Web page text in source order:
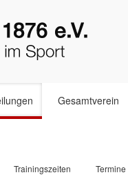
Gesamtverein
Trainingszeiten Termine